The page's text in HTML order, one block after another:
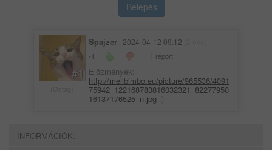
Belépés
#1
Spajzer 2024-04-12 09:12
-1 report
Előzmények:
http://mellbimbo.eu/picture/965536/4091
75942_122168783816032321_82277950
16137176525_n.jpg :)
INFORMÁCIÓK: